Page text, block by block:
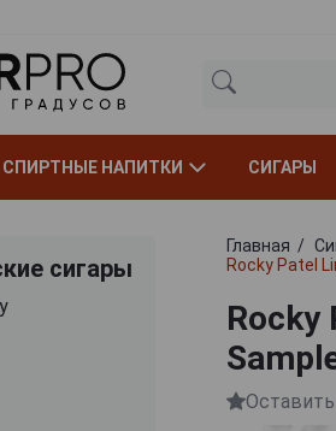
СПИРТНЫЕ НАПИТКИ СИГАРЫ
сигары
Главная
Rocky Patel
Rocky